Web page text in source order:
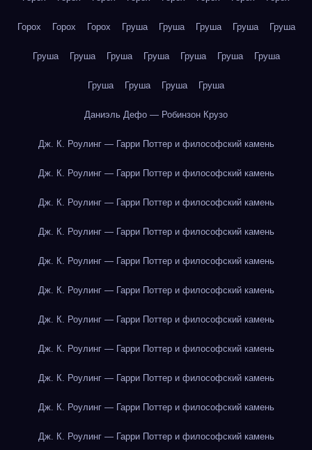
Горох Горох Горох Груша Груша Груша Груша Груша
Груша Груша Груша Груша Груша Груша Груша
Груша Груша Груша Груша
Даниэль Дефо — Робинзон Крузо
Дж. К. Роулинг — Гарри Поттер и философский камень
Дж. К. Роулинг — Гарри Поттер и философский камень
Дж. К. Роулинг — Гарри Поттер и философский камень
Дж. К. Роулинг — Гарри Поттер и философский камень
Дж. К. Роулинг — Гарри Поттер и философский камень
Дж. К. Роулинг — Гарри Поттер и философский камень
Дж. К. Роулинг — Гарри Поттер и философский камень
Дж. К. Роулинг — Гарри Поттер и философский камень
Дж. К. Роулинг — Гарри Поттер и философский камень
Дж. К. Роулинг — Гарри Поттер и философский камень
Дж. К. Роулинг — Гарри Поттер и философский камень